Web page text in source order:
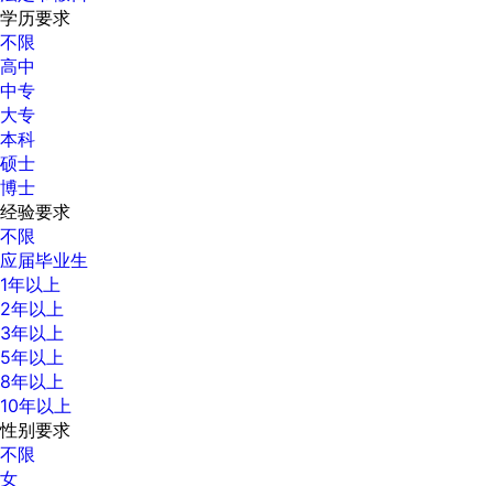
学历要求
不限
高中
中专
大专
本科
硕士
博士
经验要求
不限
应届毕业生
1年以上
2年以上
3年以上
5年以上
8年以上
10年以上
性别要求
不限
女